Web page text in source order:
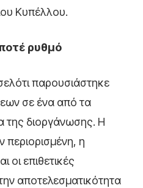
Κυπέλλου.
ρυθμό
παρουσιάστηκε
σε ένα από τα
της διοργάνωσης. Η
η
οι επιθετικές
αποτελεσματικότητα